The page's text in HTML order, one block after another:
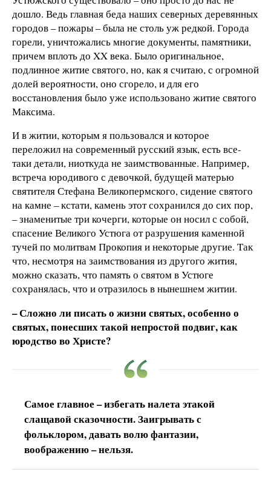
дошло. Ведь главная беда наших северных деревянных
городов – пожары – была не столь уж редкой. Города
горели, уничтожались многие документы, памятники,
причем вплоть до XX века. Было оригинальное,
подлинное житие святого, но, как я считаю, с огромной
долей вероятности, оно сгорело, и для его
восстановления было уже использовано житие святого
Максима.
И в житии, которым я пользовался и которое
переложил на современный русский язык, есть все-
таки детали, ниоткуда не заимствованные. Например,
встреча юродивого с девочкой, будущей матерью
святителя Стефана Великопермского, сидение святого
на камне – кстати, камень этот сохранился до сих пор,
– знаменитые три кочерги, которые он носил с собой,
спасение Великого Устюга от разрушения каменной
тучей по молитвам Прокопия и некоторые другие. Так
что, несмотря на заимствования из другого жития,
можно сказать, что память о святом в Устюге
сохранялась, что и отразилось в нынешнем житии.
– Сложно ли писать о жизни святых, особенно о
святых, понесших такой непростой подвиг, как
юродство во Христе?
Самое главное – избегать налета этакой
слащавой сказочности. Заигрывать с
фольклором, давать волю фантазии,
воображению – нельзя.